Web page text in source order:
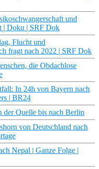
und
| Doku | SRF Dok
Flucht und
fragt nach 2022 | SRF Dok
die Obdachlose
In 24h von Bayern nach
| BR24
der Quelle bis nach Berlin
von Deutschland nach
Nepal | Ganze Folge |